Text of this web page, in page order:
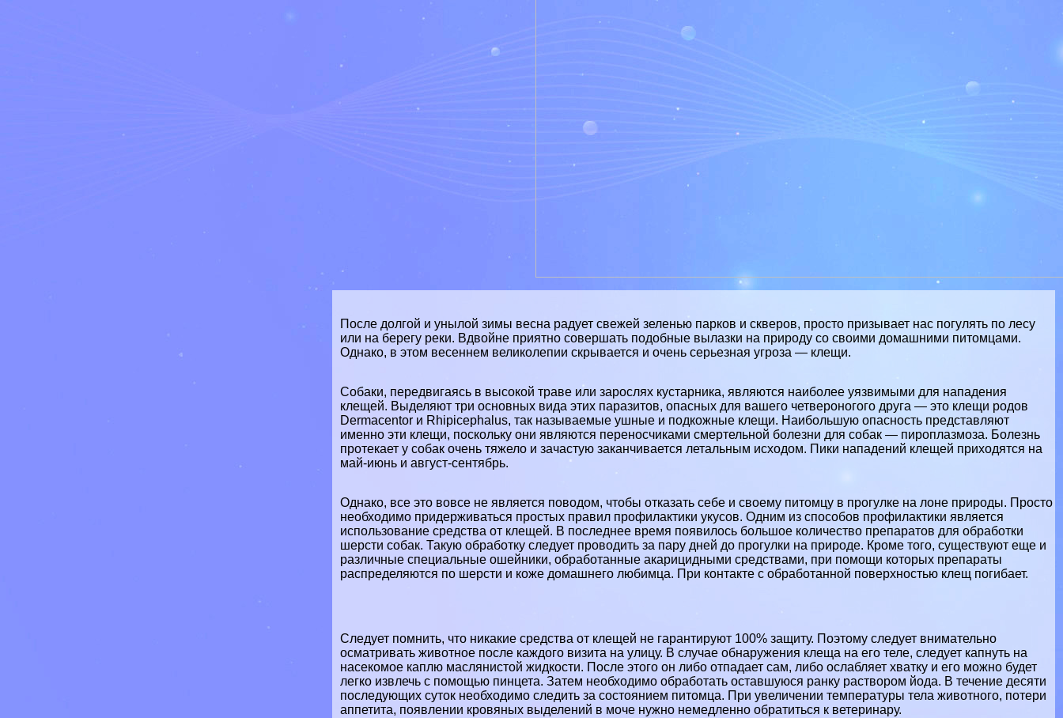
После долгой и унылой зимы весна радует свежей зеленью парков и скверов, просто призывает нас погулять по лесу
или на берегу реки. Вдвойне приятно совершать подобные вылазки на природу со своими домашними питомцами.
Однако, в этом весеннем великолепии скрывается и очень серьезная угроза — клещи.
Собаки, передвигаясь в высокой траве или зарослях кустарника, являются наиболее уязвимыми для нападения
клещей. Выделяют три основных вида этих паразитов, опасных для вашего четвероногого друга — это клещи родов
Dermacentor и Rhipicephalus, так называемые ушные и подкожные клещи. Наибольшую опасность представляют
именно эти клещи, поскольку они являются переносчиками cмepтельной болезни для собак — пироплазмоза. Болезнь
протекает у собак очень тяжело и зачастую заканчивается летальным исходом. Пики нападений клещей приходятся на
май-июнь и август-сентябрь.
Однако, все это вовсе не является поводом, чтобы отказать себе и своему питомцу в прогулке на лоне природы. Просто
необходимо придерживаться простых правил профилактики укусов. Одним из способов профилактики является
использованиесредства от клещей. В последнее время появилось большое количество препаратов для обработки
шерсти собак. Такую обработку следует проводить за пару дней до прогулки на природе. Кроме того, существуют еще и
различные специальные ошейники, обработанные акарицидными средствами, при помощи которых препараты
распределяются по шерсти и коже домашнего любимца. При контакте с обработанной поверхностью клещ погибает.
Следует помнить, что никакие средства от клещей не гарантируют 100% защиту. Поэтому следует внимательно
осматривать животное после каждого визита на улицу. В случае обнаружения клеща на его теле, следует капнуть на
насекомое каплю маслянистой жидкости. После этого он либо отпадает сам, либо ослабляет хватку и его можно будет
легко извлечь с помощью пинцета. Затем необходимо обработать оставшуюся ранку раствором йода. В течение десяти
последующих суток необходимо следить за состоянием питомца. При увеличении температуры тела животного, потери
аппетита, появлении кровяных выделений в моче нужно немедленно обратиться к ветеринару.